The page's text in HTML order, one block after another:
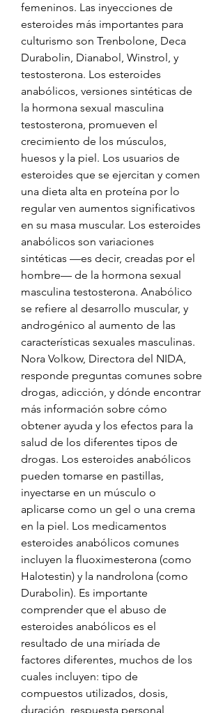
femeninos. Las inyecciones de
esteroides más importantes para
culturismo son Trenbolone, Deca
Durabolin, Dianabol, Winstrol, y
testosterona. Los esteroides
anabólicos, versiones sintéticas de
la hormona sexual masculina
testosterona, promueven el
crecimiento de los músculos,
huesos y la piel. Los usuarios de
esteroides que se ejercitan y comen
una dieta alta en proteína por lo
regular ven aumentos significativos
en su masa muscular. Los esteroides
anabólicos son variaciones
sintéticas —es decir, creadas por el
hombre— de la hormona sexual
masculina testosterona. Anabólico
se refiere al desarrollo muscular, y
androgénico al aumento de las
características sexuales masculinas.
Nora Volkow, Directora del NIDA,
responde preguntas comunes sobre
drogas, adicción, y dónde encontrar
más información sobre cómo
obtener ayuda y los efectos para la
salud de los diferentes tipos de
drogas. Los esteroides anabólicos
pueden tomarse en pastillas,
inyectarse en un músculo o
aplicarse como un gel o una crema
en la piel. Los medicamentos
esteroides anabólicos comunes
incluyen la fluoximesterona (como
Halotestin) y la nandrolona (como
Durabolin). Es importante
comprender que el abuso de
esteroides anabólicos es el
resultado de una miríada de
factores diferentes, muchos de los
cuales incluyen: tipo de
compuestos utilizados, dosis,
duración, respuesta personal